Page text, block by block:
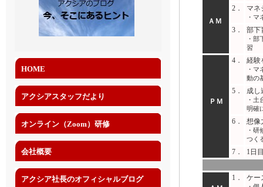
ＡＭ
2．
マネ
・マ
3． 部下
・部
習
ＰＭ
4． 経験
・マ
動の
5． 成し
・土
明確
6． 想像
・研
つく
7． 1日
1． ケー
HOME
アクシアスタッフだより
オンライン（Zoom）研修
会社概要
アクシア社長のオフィシャルブログ